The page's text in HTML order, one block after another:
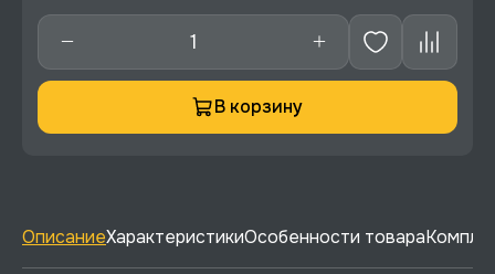
В корзину
ОписаниеХарактеристикиОсобенности товара